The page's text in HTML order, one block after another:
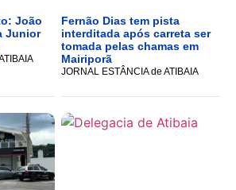
João
Junior
Fernão Dias tem pista
interditada após carreta ser
tomada pelas chamas em
Mairiporã
JORNAL ESTÂNCIA de ATIBAIA